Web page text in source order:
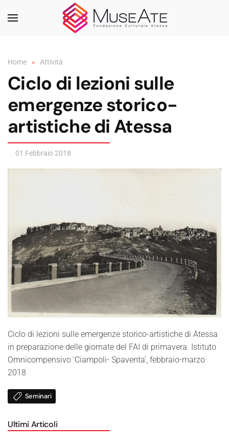
Skip to main content
Home Attività
Ciclo di lezioni sulle
emergenze storico-
artistiche di Atessa
01 Febbraio 2018
Ciclo di lezioni sulle emergenze storico-artistiche di Atessa
in preparazione delle giornate del FAI di primavera. Istituto
Omnicompensivo ‘Ciampoli- Spaventa’, febbraio-marzo
2018
Seminari
Ultimi Articoli